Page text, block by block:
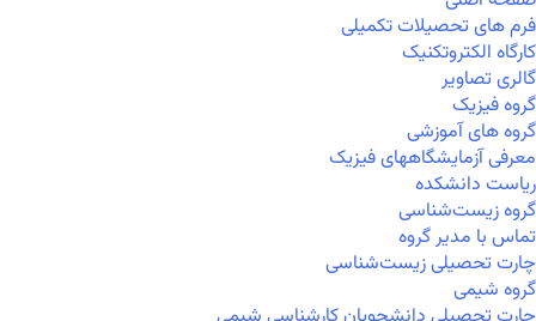
فرم های تحصیلات تکمیلی
کارگاه الکتروتکنیک
گالری تصاویر
گروه فیزیک
گروه های آموزشی
معرفی آزمایشگاههای فیزیک
ریاست دانشکده
گروه زیست‌شناسی
تماس با مدیر گروه
چارت تحصیلی زیست‌شناسی
گروه شیمی